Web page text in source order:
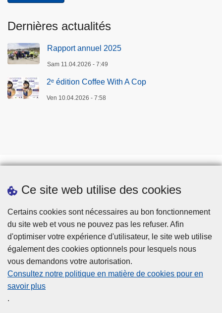
Ce site web utilise des cookies
Certains cookies sont nécessaires au bon fonctionnement
du site web et vous ne pouvez pas les refuser. Afin
d'optimiser votre expérience d'utilisateur, le site web utilise
également des cookies optionnels pour lesquels nous
vous demandons votre autorisation.
Consultez notre politique en matière de cookies pour en
savoir plus
.
Dernières actualités
Rapport annuel 2025
Sam 11.04.2026 - 7:49
2ᵉ édition Coffee With A Cop
Ven 10.04.2026 - 7:58
Téléchargements
Presse